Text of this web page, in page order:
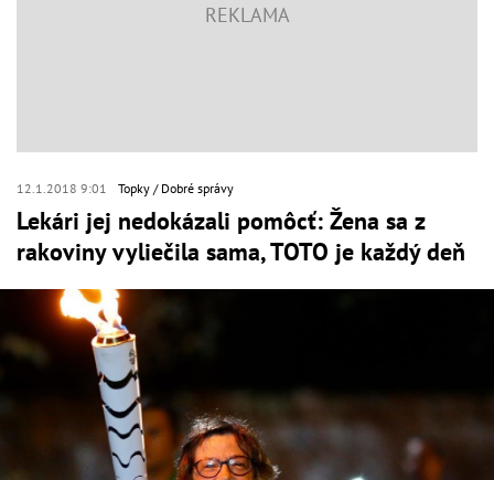
12.1.2018 9:01 Topky Dobré správy
Lekári jej nedokázali pomôcť: Žena sa z
rakoviny vyliečila sama, TOTO je každý deň